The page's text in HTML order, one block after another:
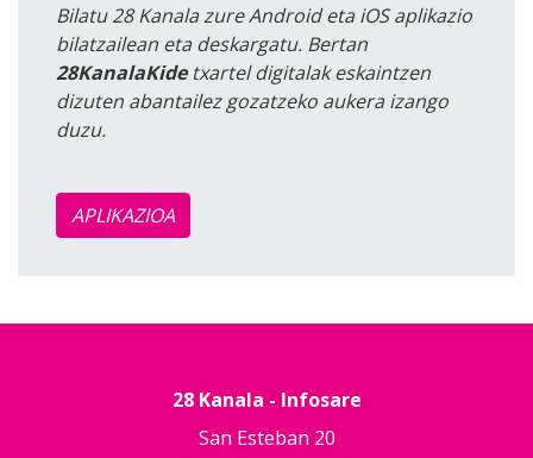
Bilatu 28 Kanala zure Android eta iOS aplikazio
bilatzailean eta deskargatu. Bertan
28KanalaKidetxartel digitalak eskaintzen
dizuten abantailez gozatzeko aukera izango
duzu.
APLIKAZIOA
28 Kanala - Infosare
San Esteban 20